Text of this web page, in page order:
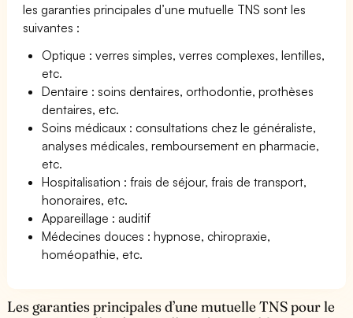
les garanties principales d’une mutuelle TNS sont les
suivantes :
Optique : verres simples, verres complexes, lentilles,
etc.
Dentaire : soins dentaires, orthodontie, prothèses
dentaires, etc.
Soins médicaux : consultations chez le généraliste,
analyses médicales, remboursement en pharmacie,
etc.
Hospitalisation : frais de séjour, frais de transport,
honoraires, etc.
Appareillage : auditif
Médecines douces : hypnose, chiropraxie,
homéopathie, etc.
Les garanties principales d’une mutuelle TNS pour le